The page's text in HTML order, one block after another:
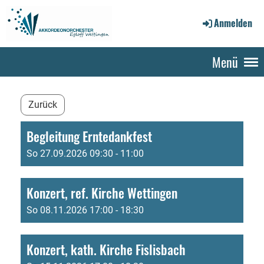
Anmelden
Menü
Zurück
Begleitung Erntedankfest
So 27.09.2026 09:30 - 11:00
Konzert, ref. Kirche Wettingen
So 08.11.2026 17:00 - 18:30
Konzert, kath. Kirche Fislisbach